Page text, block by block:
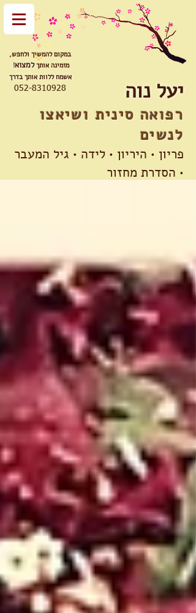
יעל נוה
רפואה סינית ושיאצו​​
לנשים
פריון • היריון • לידה • גיל המעבר
• הסדרת מחזור
במקום להמשיך ולחפש,
מזמינה אותךלמצוא!
אשמח ללוות אותך בדרך
052-8310928